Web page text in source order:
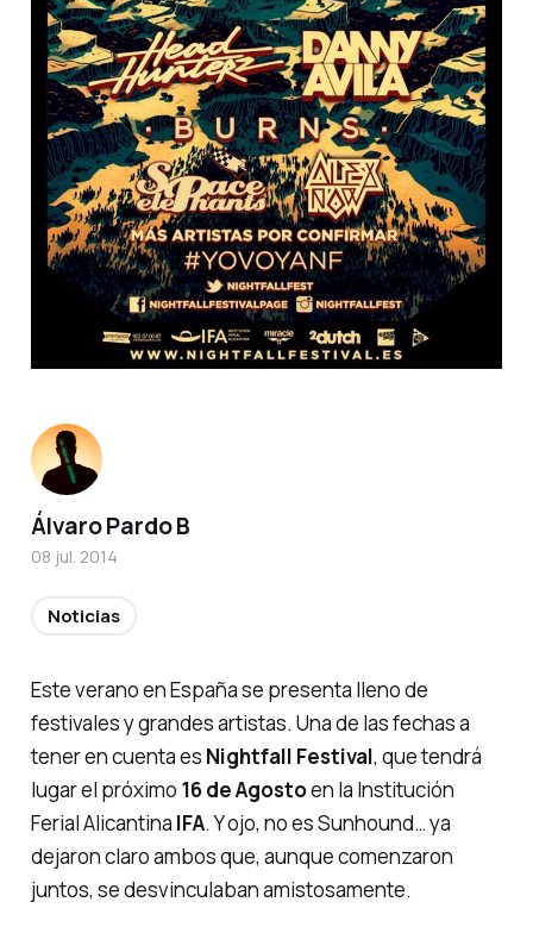
Este verano en España se presenta lleno de
festivales y grandes artistas. Una de las fechas a
tener en cuenta es Nightfall Festival, que tendrá
lugar el próximo 16 de Agostoen la Institución
Ferial Alicantina IFA. Y ojo, no esSunhound… ya
dejaron claro ambos que, aunque comenzaron
juntos, se desvinculaban amistosamente.
Álvaro Pardo B
08 jul. 2014
Noticias